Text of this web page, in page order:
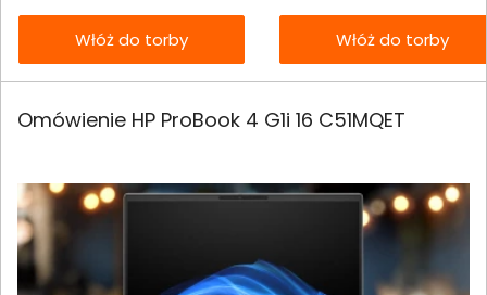
Włóż do torby Włóż do torby
Omówienie HP ProBook 4 G1i 16 C51MQET